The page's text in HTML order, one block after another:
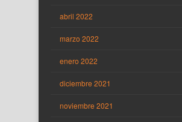
abril 2022
marzo 2022
enero 2022
diciembre 2021
noviembre 2021